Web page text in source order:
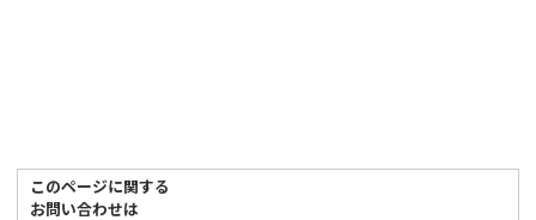
このページに関する
お問い合わせは